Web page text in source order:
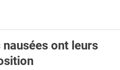
nausées ont leurs